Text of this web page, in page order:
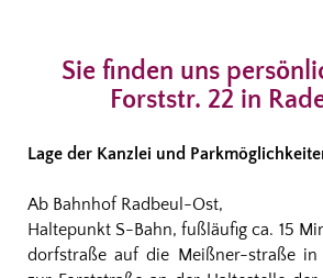
Sie finden uns
Forststr. 22 in
Lage der Kanzlei und
Ab Bahnhof Radbeul-Ost,
Haltepunkt S-Bahn, fußläufig ca. 15
dorfstraße auf die Meißner-straße in